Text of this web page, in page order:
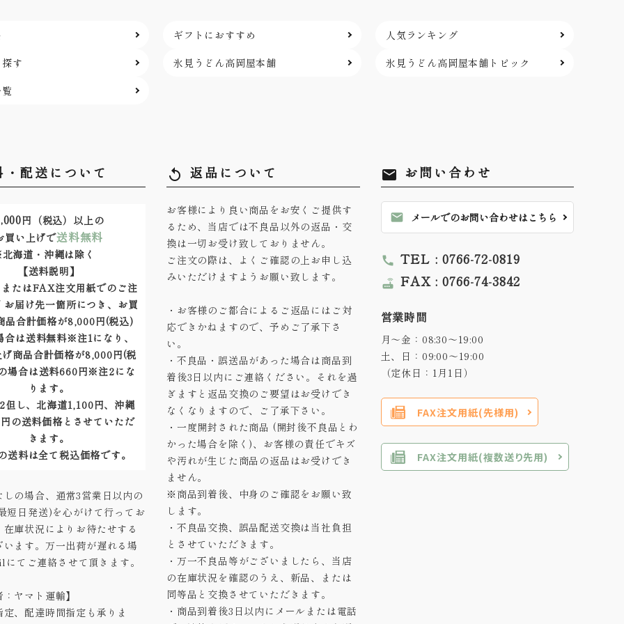
ギフトにおすすめ
人気ランキング
す
氷見うどん高岡屋本舗 氷見うどん高岡屋本舗 トピック
・配送について
円（税込）以上の
買い上げで送料無料
海道・沖縄は除く
【送料説明】
たはFAX注文用紙でのご注
お届け先一箇所につき、お買
品合計価格が8,000円(税込)
合は送料無料※注1になり、
商品合計価格が8,000円(税
場合は送料660円※注2にな
ります。
し、北海道1,100円、沖縄
の送料価格とさせていただ
きます。
送料は全て税込価格です。
しの場合、通常3営業日以内の
短日発送)を心がけて行ってお
庫状況によりお待たせする
います。万一出荷が遅れる場
てご連絡させて頂きます。
ヤマト運輸】
、配達時間指定も承りま
replay 返品について
お客様により良い商品をお安くご提供す
るため、当店では不良品以外の返品・交
換は一切お受け致しておりません。
ご注文の際は、よくご確認の上お申し込
みいただけますようお願い致します。
・お客様のご都合によるご返品にはご対
応できかねますので、予めご了承下さ
い。
・不良品・誤送品があった場合は商品到
着後3日以内にご連絡ください。それを過
ぎますと返品交換のご要望はお受けでき
なくなりますので、ご了承下さい。
・一度開封された商品 (開封後不良品とわ
かった場合を除く)、お客様の責任でキズ
や汚れが生じた商品の返品はお受けでき
ません。
※商品到着後、中身のご確認をお願い致
します。
・不良品交換、誤品配送交換は当社負担
とさせていただきます。
・万一不良品等がございましたら、当店
の在庫状況を確認のうえ、新品、または
同等品と交換させていただきます。
・商品到着後3日以内にメールまたは電話
mail お問い合わせ
mail メールでのお問い合わせはこちら
call TEL : 0766-72-0819
router FAX : 0766-74-3842
営業時間
月～金：08:30～19:00
土、日：09:00～19:00
（定休日：1月1日）
FAX注文用紙(先様用)
FAX注文用紙(複数送り先用)